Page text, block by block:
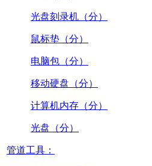
光盘刻录机（分）
鼠标垫（分）
电脑包（分）
移动硬盘（分）
计算机内存（分）
光盘（分）
管道工具：